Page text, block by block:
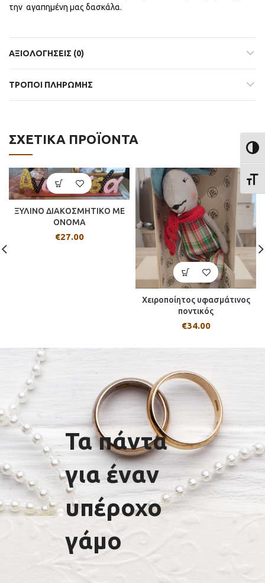
την αγαπημένη μας δασκάλα.
ΑΞΙΟΛΟΓΉΣΕΙΣ (0)
ΤΡΟΠΟΙ ΠΛΗΡΩΜΗΣ
ΣΧΕΤΙΚΆ ΠΡΟΪΌΝΤΑ
ΞΥΛΙΝΟ ΔΙΑΚΟΣΜΗΤΙΚΟ ΜΕ
ΟΝΟΜΑ
€27.00
Χειροποίητος υφασμάτινος
ποντικός
€34.00
Τα πάντα
για έναν
υπέροχο
γάμο